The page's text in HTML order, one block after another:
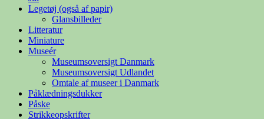
Legetøj (også af papir)
Glansbilleder
Litteratur
Miniature
Museér
Museumsoversigt Danmark
Museumsoversigt Udlandet
Omtale af museer i Danmark
Påklædningsdukker
Påske
Strikkeopskrifter